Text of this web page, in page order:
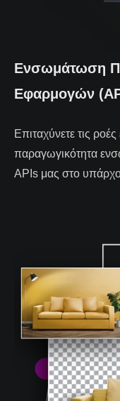
Ενσωμάτωση
Εφαρμογών
Επιταχύνετε τις
παραγωγικότητα
APIs μας στο